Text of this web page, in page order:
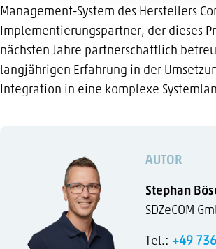
Management-System des Herstellers
Implementierungspartner, der dieses
nächsten Jahre partnerschaftlich
langjährigen Erfahrung in der
Integration in eine komplexe
AUTOR
Stephan
SDZeCOM
Tel.: +49